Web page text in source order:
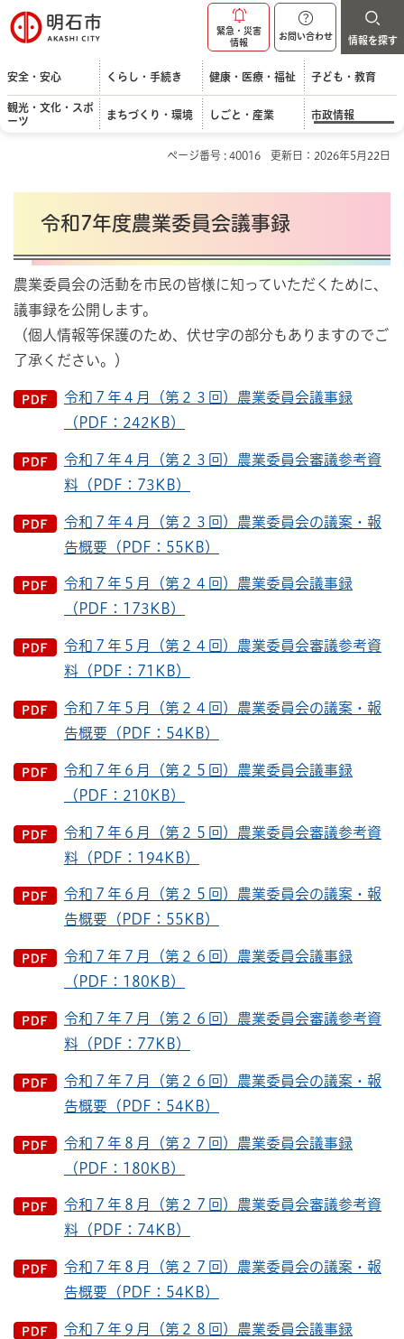
明石市
緊急・災害
情報
お問い合わせ 情報を探す
安全・安心 くらし・手続き 健康・医療・福祉 子ども・教育
観光・文化・スポ
ーツ
まちづくり・環境 しごと・産業 市政情報
ページ番号 : 40016 更新日：2026年5月22日
令和7年度農業委員会議事録
農業委員会の活動を市民の皆様に知っていただくために、
議事録を公開します。
（個人情報等保護のため、伏せ字の部分もありますのでご
了承ください。）
令和７年４月（第２３回）農業委員会議事録
（PDF：242KB）
令和７年４月（第２３回）農業委員会審議参考資
料（PDF：73KB）
令和７年４月（第２３回）農業委員会の議案・報
告概要（PDF：55KB）
令和７年５月（第２４回）農業委員会議事録
（PDF：173KB）
令和７年５月（第２４回）農業委員会審議参考資
料（PDF：71KB）
令和７年５月（第２４回）農業委員会の議案・報
告概要（PDF：54KB）
令和７年６月（第２５回）農業委員会議事録
（PDF：210KB）
令和７年６月（第２５回）農業委員会審議参考資
料（PDF：194KB）
令和７年６月（第２５回）農業委員会の議案・報
告概要（PDF：55KB）
令和７年７月（第２６回）農業委員会議事録
（PDF：180KB）
令和７年７月（第２６回）農業委員会審議参考資
料（PDF：77KB）
令和７年７月（第２６回）農業委員会の議案・報
告概要（PDF：54KB）
令和７年８月（第２７回）農業委員会議事録
（PDF：180KB）
令和７年８月（第２７回）農業委員会審議参考資
料（PDF：74KB）
令和７年８月（第２７回）農業委員会の議案・報
告概要（PDF：54KB）
令和７年９月（第２８回）農業委員会議事録